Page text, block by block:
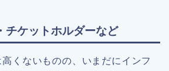
チケットホルダーなど
くないものの、いまだにインフ